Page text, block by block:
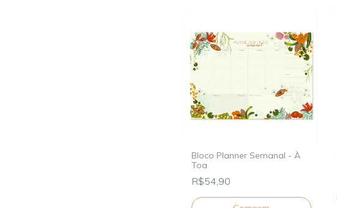
Bloco Planner Semanal - À
Toa
R$54,90